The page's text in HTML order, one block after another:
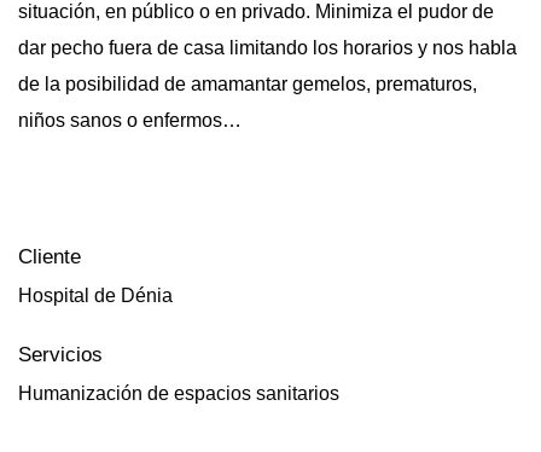
situación, en público o en privado. Minimiza el pudor de
dar pecho fuera de casa limitando los horarios y nos habla
de la posibilidad de amamantar gemelos, prematuros,
niños sanos o enfermos…
Cliente
Hospital de Dénia
Servicios
Humanización de espacios sanitarios